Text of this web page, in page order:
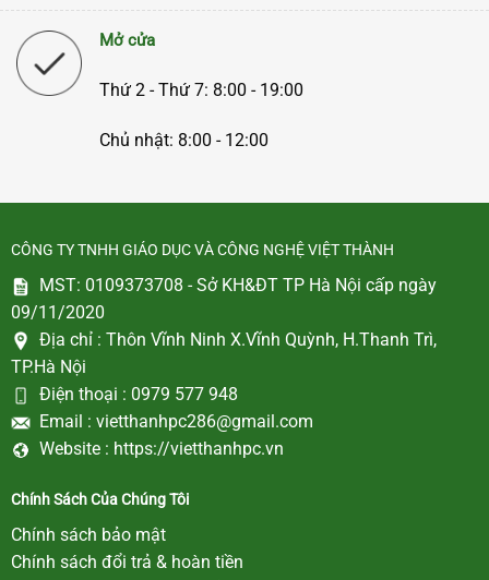
Mở cửa
Thứ 2 - Thứ 7: 8:00 - 19:00
Chủ nhật: 8:00 - 12:00
CÔNG TY TNHH GIÁO DỤC VÀ CÔNG NGHỆ VIỆT THÀNH
MST: 0109373708 - Sở KH&ĐT TP Hà Nội cấp ngày
09/11/2020
Địa chỉ : Thôn Vĩnh Ninh X.Vĩnh Quỳnh, H.Thanh Trì,
TP.Hà Nội
Điện thoại : 0979 577 948
Email : vietthanhpc286@gmail.com
Website : https://vietthanhpc.vn
Chính Sách Của Chúng Tôi
Chính sách bảo mật
Chính sách đổi trả & hoàn tiền